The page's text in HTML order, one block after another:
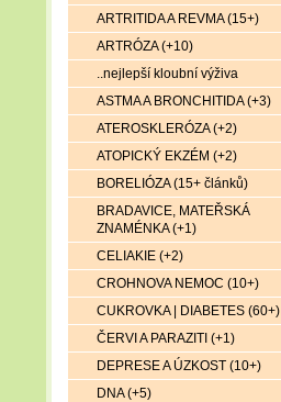
ARTRITIDA A REVMA (15+)
ARTRÓZA (+10)
..nejlepší kloubní výživa
ASTMA A BRONCHITIDA (+3)
ATEROSKLERÓZA (+2)
ATOPICKÝ EKZÉM (+2)
BORELIÓZA (15+ článků)
BRADAVICE, MATEŘSKÁ
ZNAMÉNKA (+1)
CELIAKIE (+2)
CROHNOVA NEMOC (10+)
CUKROVKA | DIABETES (60+)
ČERVI A PARAZITI (+1)
DEPRESE A ÚZKOST (10+)
DNA (+5)